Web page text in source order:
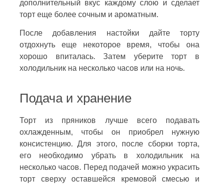
дополнительный вкус каждому слою и сделает
торт еще более сочным и ароматным.
После добавления настойки дайте торту
отдохнуть еще некоторое время, чтобы она
хорошо впиталась. Затем уберите торт в
холодильник на несколько часов или на ночь.
Подача и хранение
Торт из пряников лучше всего подавать
охлажденным, чтобы он приобрел нужную
консистенцию. Для этого, после сборки торта,
его необходимо убрать в холодильник на
несколько часов. Перед подачей можно украсить
торт сверху оставшейся кремовой смесью и